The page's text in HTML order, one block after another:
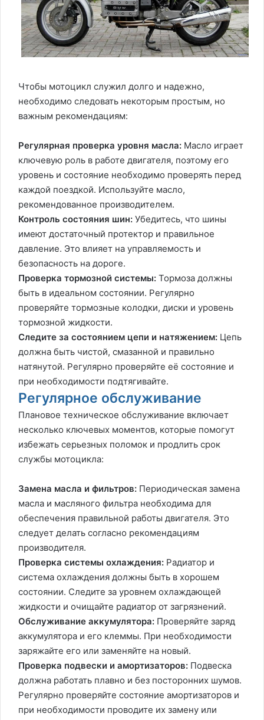
Чтобы мотоцикл служил долго и надежно,
необходимо следовать некоторым простым, но
важным рекомендациям:
Регулярная проверка уровня масла: Масло играет
ключевую роль в работе двигателя, поэтому его
уровень и состояние необходимо проверять перед
каждой поездкой. Используйте масло,
рекомендованное производителем.
Контроль состояния шин: Убедитесь, что шины
имеют достаточный протектор и правильное
давление. Это влияет на управляемость и
безопасность на дороге.
Проверка тормозной системы: Тормоза должны
быть в идеальном состоянии. Регулярно
проверяйте тормозные колодки, диски и уровень
тормозной жидкости.
Следите за состоянием цепи и натяжением: Цепь
должна быть чистой, смазанной и правильно
натянутой. Регулярно проверяйте её состояние и
при необходимости подтягивайте.
Регулярное обслуживание
Плановое техническое обслуживание включает
несколько ключевых моментов, которые помогут
избежать серьезных поломок и продлить срок
службы мотоцикла:
Замена масла и фильтров: Периодическая замена
масла и масляного фильтра необходима для
обеспечения правильной работы двигателя. Это
следует делать согласно рекомендациям
производителя.
Проверка системы охлаждения: Радиатор и
система охлаждения должны быть в хорошем
состоянии. Следите за уровнем охлаждающей
жидкости и очищайте радиатор от загрязнений.
Обслуживание аккумулятора: Проверяйте заряд
аккумулятора и его клеммы. При необходимости
заряжайте его или заменяйте на новый.
Проверка подвески и амортизаторов: Подвеска
должна работать плавно и без посторонних шумов.
Регулярно проверяйте состояние амортизаторов и
при необходимости проводите их замену или